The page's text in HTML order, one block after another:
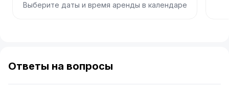
Выберите даты и время аренды в календаре
of
4
Ответы на вопросы